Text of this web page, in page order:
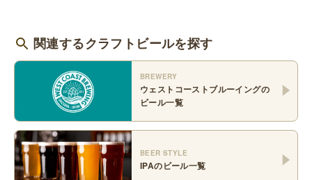
関連するクラフトビールを探す
BREWERY
ウェストコーストブルーイングの
ビール一覧
BEER STYLE
IPAのビール一覧